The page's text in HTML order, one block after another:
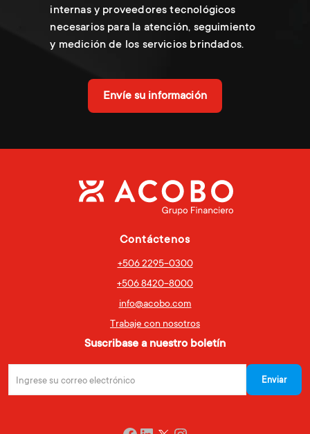
internas y proveedores tecnológicos
necesarios para la atención, seguimiento
y medición de los servicios brindados.
Contáctenos
+506 2295-0300
+506 8420-8000
info@acobo.com
Trabaje con nosotros
Suscribase a nuestro boletín